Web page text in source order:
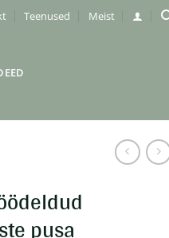
Teenused Meist
pusa